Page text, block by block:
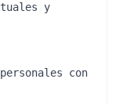
y
con